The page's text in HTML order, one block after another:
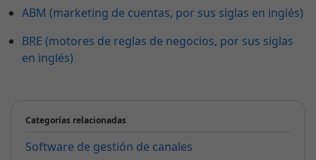
ABM (marketing de cuentas, por sus siglas en inglés)
BRE (motores de reglas de negocios, por sus siglas
en inglés)
Categorías relacionadas
Software de gestión de canales